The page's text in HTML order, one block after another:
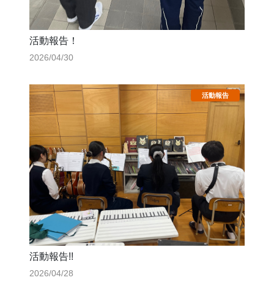
活動報告！
2026/04/30
活動報告!!
2026/04/28